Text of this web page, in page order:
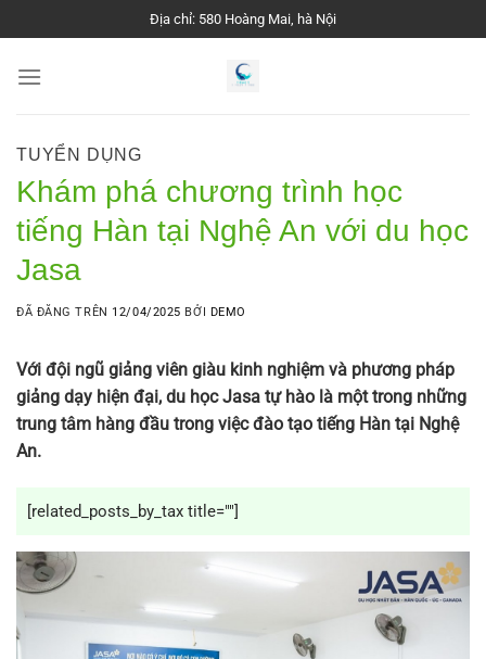
đến
nội
Địa chỉ: 580 Hoàng Mai, hà Nội
TUYỂN DỤNG
Khám phá chương trình học
tiếng Hàn tại Nghệ An với du học
Jasa
ĐÃ ĐĂNG TRÊN 12/04/2025 BỞI DEMO
Với đội ngũ giảng viên giàu kinh nghiệm và phương pháp
giảng dạy hiện đại, du học Jasa tự hào là một trong những
trung tâm hàng đầu trong việc đào tạo tiếng Hàn tại Nghệ
An.
[related_posts_by_tax title=""]